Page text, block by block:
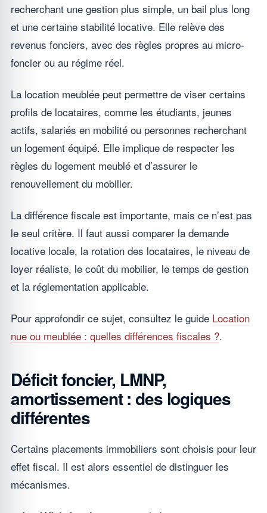
recherchant une gestion plus simple, un bail plus long
et une certaine stabilité locative. Elle relève des
revenus fonciers, avec des règles propres au micro-
foncier ou au régime réel.
La location meublée peut permettre de viser certains
profils de locataires, comme les étudiants, jeunes
actifs, salariés en mobilité ou personnes recherchant
un logement équipé. Elle implique de respecter les
règles du logement meublé et d’assurer le
renouvellement du mobilier.
La différence fiscale est importante, mais ce n’est pas
le seul critère. Il faut aussi comparer la demande
locative locale, la rotation des locataires, le niveau de
loyer réaliste, le coût du mobilier, le temps de gestion
et la réglementation applicable.
Pour approfondir ce sujet, consultez le guide Location
nue ou meublée : quelles différences fiscales ?.
Déficit foncier, LMNP,
amortissement : des logiques
différentes
Certains placements immobiliers sont choisis pour leur
effet fiscal. Il est alors essentiel de distinguer les
mécanismes.